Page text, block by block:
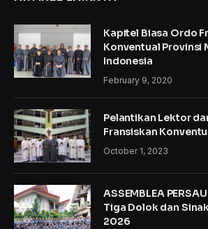
Kapitel Biasa Ordo
Konventual Provinsi
Indonesia
February 9, 2020
Pelantikan Lektor
Fransiskan
October 1, 2023
ASSEMBLEA
Tiga Dolok dan
2026